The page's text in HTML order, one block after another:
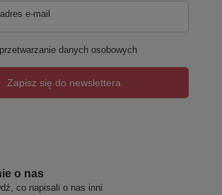
e-mail
danych osobowych
Zapisz się do newslettera
o nas
co napisali o nas inni